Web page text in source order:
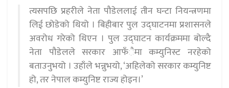
त्यसपछि प्रहरीले नेता पौडेललाई तीन घन्टा नियन्त्रणमा
लिई छोडेको थियो । बिहीबार पुल उद्घाटनमा प्रशासनले
अवरोध गरेको थिएन । पुल उद्घाटन कार्यक्रममा बोल्दै
नेता पौडेलले सरकार आफँैमा कम्युनिस्ट नरहेको
बताउनुभयो । उहाँले भन्नुभयो, ‘अहिलेको सरकार कम्युनिष्ट
हो, तर नेपाल कम्युनिष्ट राज्य होइन।’